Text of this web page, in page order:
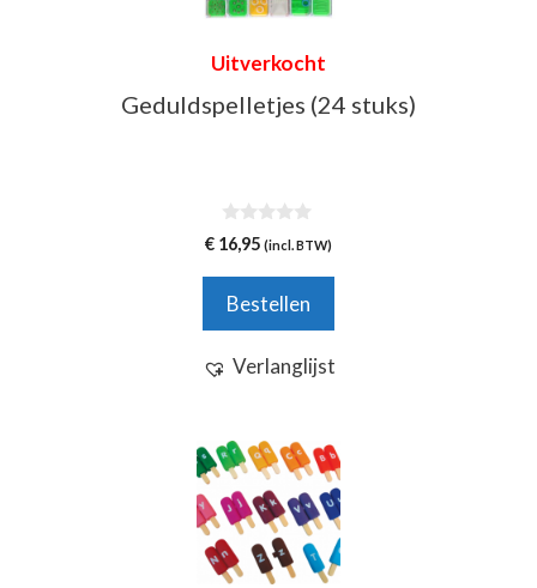
Uitverkocht
Geduldspelletjes (24 stuks)
0
v
5
€ 16,95 (incl. BTW)
Bestellen
Verlanglijst